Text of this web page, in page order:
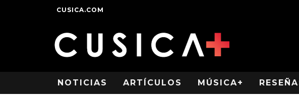
CUSICA.COM
NOTICIAS ARTÍCULOS MÚSICA+